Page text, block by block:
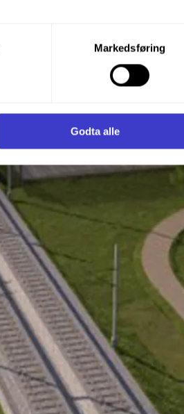
formålet du vil samtykke til ved å
vi samler inn og behandler
Markedsføring
Godta alle